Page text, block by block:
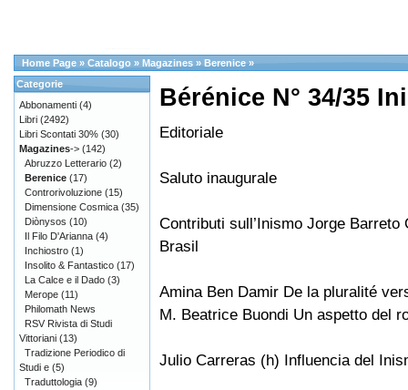
Home Page » Catalogo » Magazines » Berenice »
Bérénice N° 34/35
Editoriale
Saluto inaugurale
Contributi sull’Inismo Jorge Barreto
Brasil
Amina Ben Damir De la pluralité
M. Beatrice Buondi Un aspetto del
Julio Carreras (h) Influencia del
Categorie
Abbonamenti (4)
Libri (2492)
Libri Scontati 30% (30)
Magazines-> (142)
Abruzzo Letterario (2)
Berenice (17)
Controrivoluzione (15)
Dimensione Cosmica (35)
Diònysos (10)
Il Filo D'Arianna (4)
Inchiostro (1)
Insolito & Fantastico (17)
La Calce e il Dado (3)
Merope (11)
Philomath News
RSV Rivista di Studi
Vittoriani (13)
Tradizione Periodico di
Studi e (5)
Traduttologia (9)